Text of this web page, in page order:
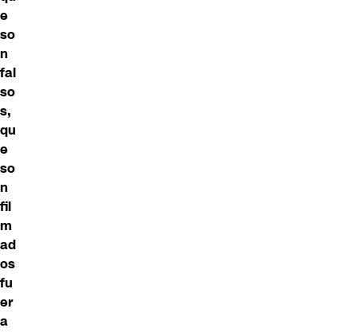
e
so
n
fal
so
s,
qu
e
so
n
fil
m
ad
os
fu
er
a